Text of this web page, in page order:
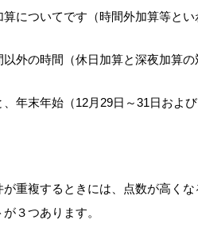
についてです（時間外加算等とい
外の時間（休日加算と深夜加算の
年末年始（12月29日～31日および
重複するときには、点数が高く
３つあります。